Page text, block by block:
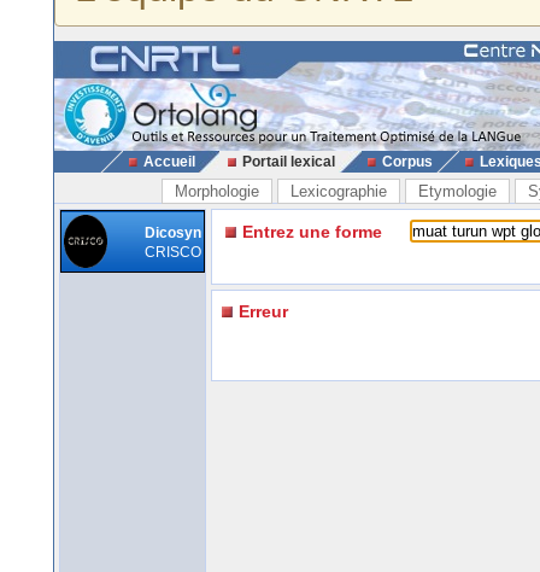
Accueil Portail lexical Corpus
Morphologie Lexicographie Etymologie
Dicosyn
CRISCO
Entrez une forme
Erreur